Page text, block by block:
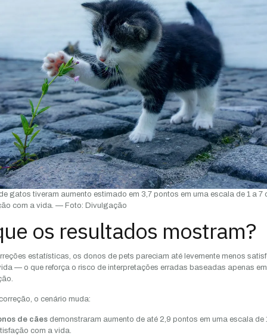
gatos tiveram aumento estimado em 3,7 pontos em uma escala de 1 a 7
com a vida. — Foto: Divulgação
os resultados mostram?
estatísticas, os donos de pets pareciam até levemente menos
— o que reforça o risco de interpretações erradas baseadas apenas em
o cenário muda:
de cães demonstraram aumento de até 2,9 pontos em uma escala de
com a vida.